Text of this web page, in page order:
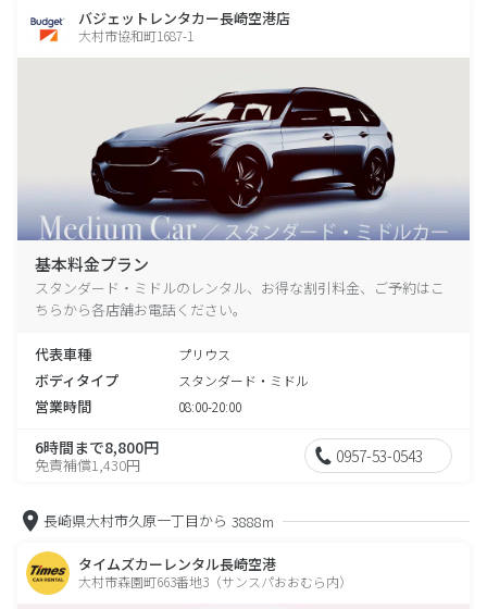
バジェットレンタカー長崎空港店
大村市協和町1687-1
基本料金プラン
スタンダード・ミドルのレンタル、お得な割引料金、ご予約はこ
ちらから各店舗お電話ください。
代表車種 プリウス
ボディタイプ スタンダード・ミドル
営業時間 08:00-20:00
6時間まで8,800円
免責補償1,430円 0957-53-0543
長崎県大村市久原一丁目から 3888m
タイムズカーレンタル長崎空港
大村市森園町663番地3（サンスパおおむら内）